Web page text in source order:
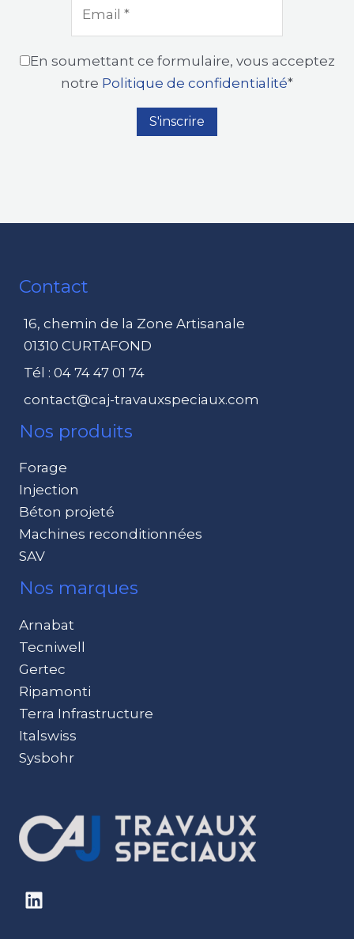
En soumettant ce formulaire, vous acceptez
notre Politique de confidentialité*
Contact
16, chemin de la Zone Artisanale
01310 CURTAFOND
Tél : 04 74 47 01 74
contact@caj-travauxspeciaux.com
Nos produits
Forage
Injection
Béton projeté
Machines reconditionnées
SAV
Nos marques
Arnabat
Tecniwell
Gertec
Ripamonti
Terra Infrastructure
Italswiss
Sysbohr